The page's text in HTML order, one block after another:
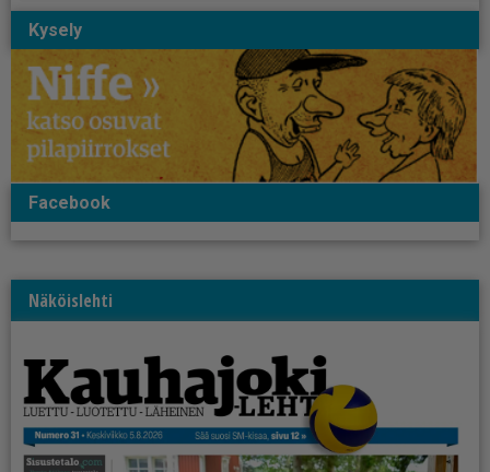
Kysely
Facebook
Näköislehti